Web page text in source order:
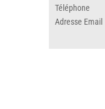
Téléphone
Adresse Email